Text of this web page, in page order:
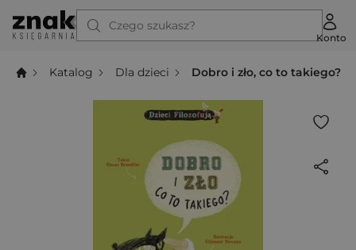
Czego szukasz?
Konto
Katalog Dla dzieci Dobro i zło, co to takiego?